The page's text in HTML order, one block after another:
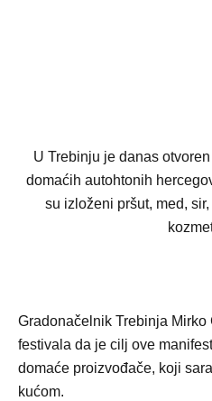
U Trebinju je danas otvoren
domaćih autohtonih
su izloženi pršut, med,
Gradonačelnik Trebinja
festivala da je cilj ove
domaće proizvođače, koji
kućom.